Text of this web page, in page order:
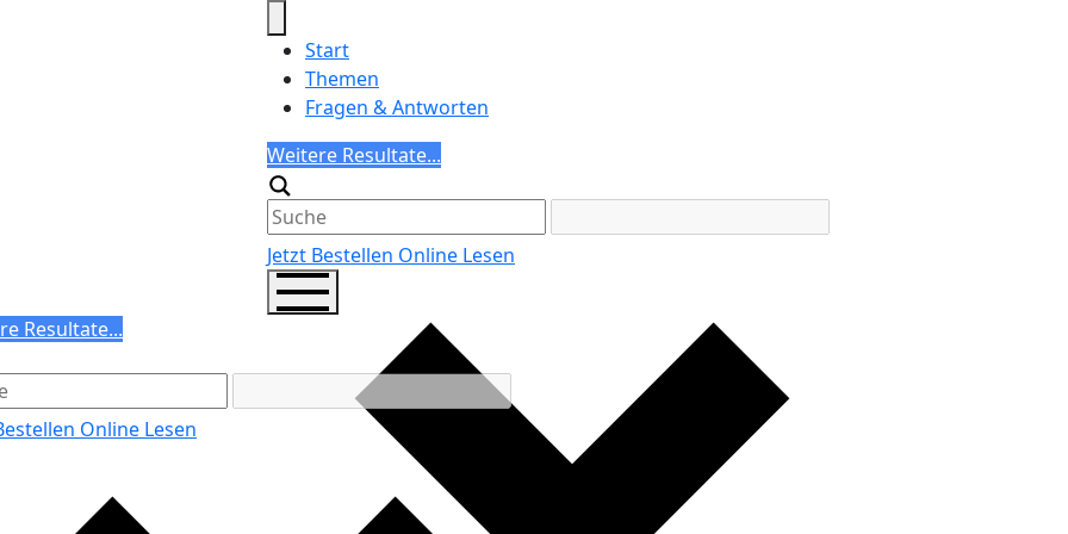
Start
Themen
Fragen & Antworten
Search
Weitere Resultate...
Generic filters
Jetzt Bestellen Online Lesen
Resultate...
filters
Online Lesen